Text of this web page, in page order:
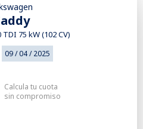
75 kW (102 CV)
09 / 04 / 2025
Calcula tu cuota
sin compromiso